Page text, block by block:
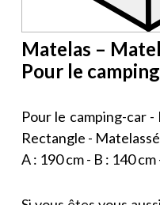
Matelas –
Pour le
Pour le camping-car
Rectangle -
A : 190 cm - B : 140 cm